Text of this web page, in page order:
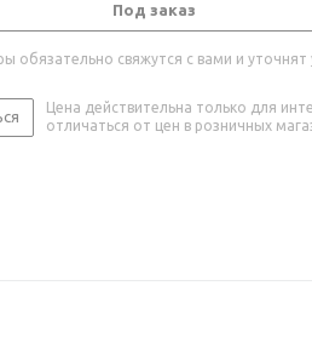
Под заказ
обязательно свяжутся с вами и уточнят
Цена действительна только для
отличаться от цен в розничных